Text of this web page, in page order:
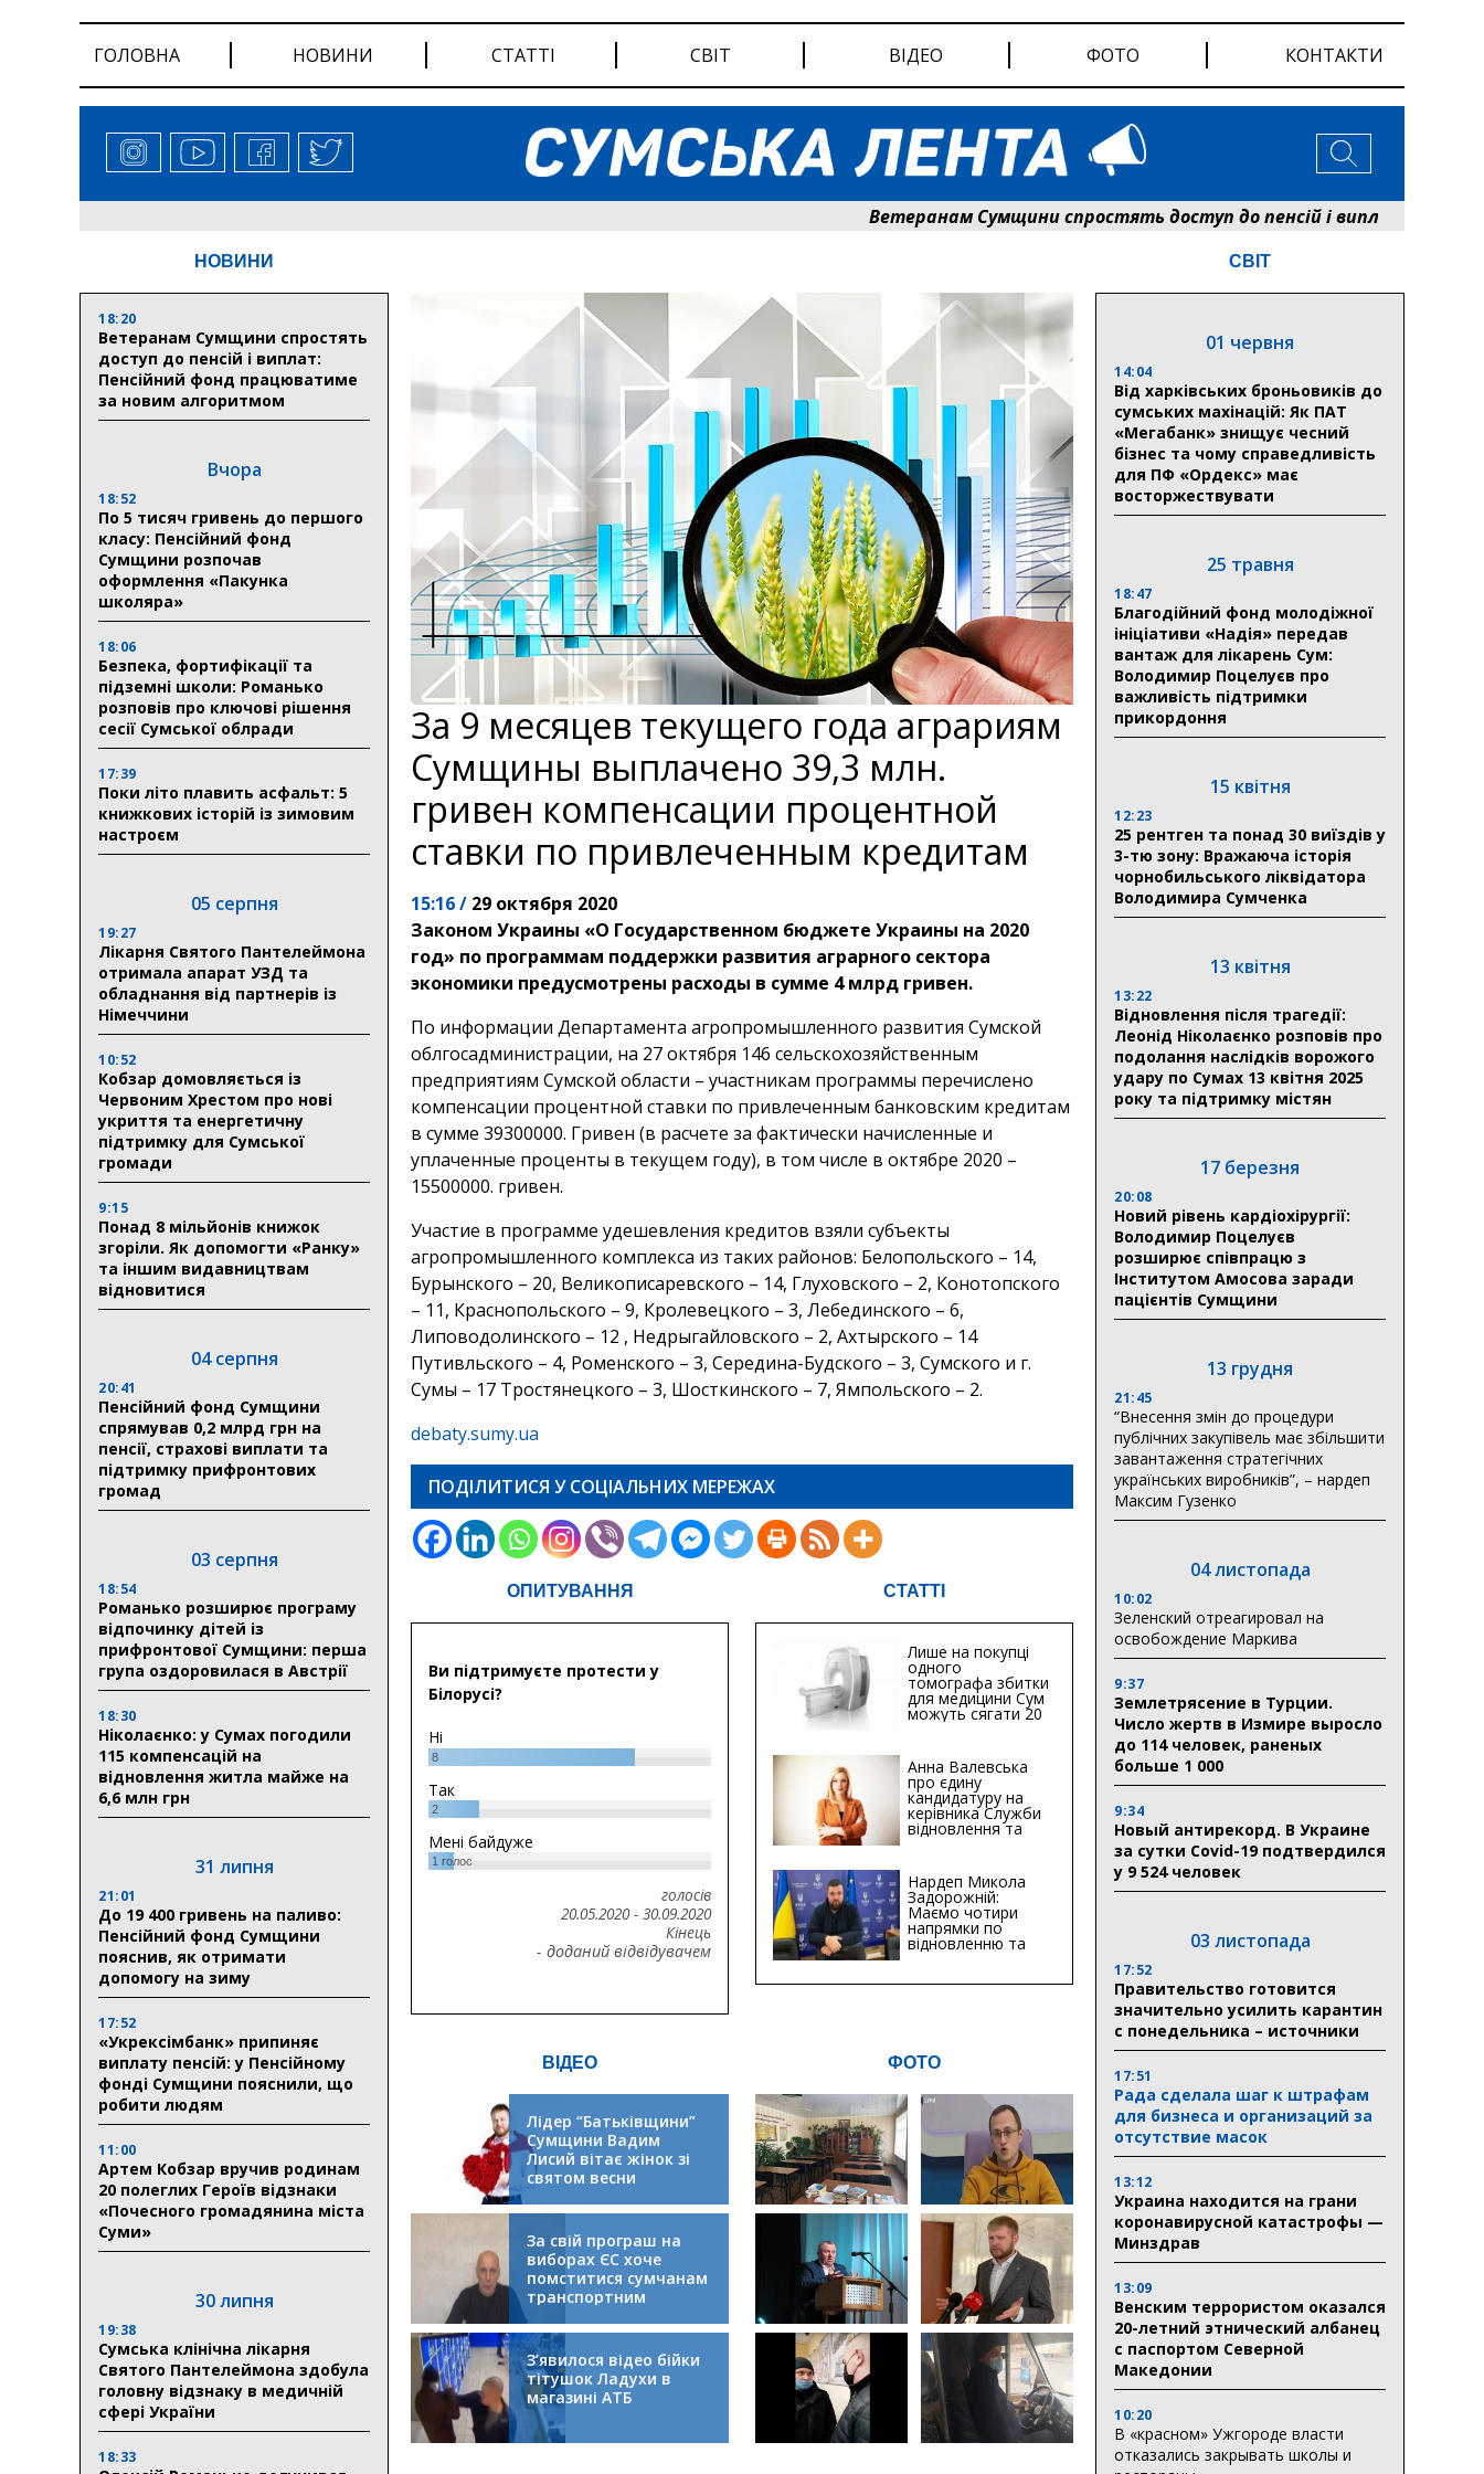
ГОЛОВНА НОВИНИ СТАТТІ СВІТ ВІДЕО ФОТО КОНТАКТИ
Ветеранам Сумщини спростять доступ до пенсій і виплат:
НОВИНИ
18:20
Ветеранам Сумщини спростять
доступ до пенсій і виплат:
Пенсійний фонд працюватиме
за новим алгоритмом
Вчора
18:52
По 5 тисяч гривень до першого
класу: Пенсійний фонд
Сумщини розпочав
оформлення «Пакунка
школяра»
18:06
Безпека, фортифікації та
підземні школи: Романько
розповів про ключові рішення
сесії Сумської облради
17:39
Поки літо плавить асфальт: 5
книжкових історій із зимовим
настроєм
05 серпня
19:27
Лікарня Святого Пантелеймона
отримала апарат УЗД та
обладнання від партнерів із
Німеччини
10:52
Кобзар домовляється із
Червоним Хрестом про нові
укриття та енергетичну
підтримку для Сумської
громади
9:15
Понад 8 мільйонів книжок
згоріли. Як допомогти «Ранку»
та іншим видавництвам
відновитися
04 серпня
20:41
Пенсійний фонд Сумщини
спрямував 0,2 млрд грн на
пенсії, страхові виплати та
підтримку прифронтових
громад
03 серпня
18:54
Романько розширює програму
відпочинку дітей із
прифронтової Сумщини: перша
група оздоровилася в Австрії
18:30
Ніколаєнко: у Сумах погодили
115 компенсацій на
відновлення житла майже на
6,6 млн грн
31 липня
21:01
До 19 400 гривень на паливо:
Пенсійний фонд Сумщини
пояснив, як отримати
допомогу на зиму
17:52
«Укрексімбанк» припиняє
виплату пенсій: у Пенсійному
фонді Сумщини пояснили, що
робити людям
11:00
Артем Кобзар вручив родинам
20 полеглих Героїв відзнаки
«Почесного громадянина міста
Суми»
30 липня
19:38
Сумська клінічна лікарня
Святого Пантелеймона здобула
головну відзнаку в медичній
сфері України
18:33
За 9 месяцев текущего года аграриям
Сумщины выплачено 39,3 млн.
гривен компенсации процентной
ставки по привлеченным кредитам
15:16 / 29 октября 2020
Законом Украины «О Государственном бюджете Украины на 2020
год» по программам поддержки развития аграрного сектора
экономики предусмотрены расходы в сумме 4 млрд гривен.
По информации Департамента агропромышленного развития Сумской
облгосадминистрации, на 27 октября 146 сельскохозяйственным
предприятиям Сумской области – участникам программы перечислено
компенсации процентной ставки по привлеченным банковским кредитам
в сумме 39300000. Гривен (в расчете за фактически начисленные и
уплаченные проценты в текущем году), в том числе в октябре 2020 –
15500000. гривен.
Участие в программе удешевления кредитов взяли субъекты
агропромышленного комплекса из таких районов: Белопольского – 14,
Бурынского – 20, Великописаревского – 14, Глуховского – 2, Конотопского
– 11, Краснопольского – 9, Кролевецкого – 3, Лебединского – 6,
Липоводолинского – 12 , Недрыгайловского – 2, Ахтырского – 14
Путивльского – 4, Роменского – 3, Середина-Будского – 3, Сумского и г.
Сумы – 17 Тростянецкого – 3, Шосткинского – 7, Ямпольского – 2.
debaty.sumy.ua
ПОДІЛИТИСЯ У СОЦІАЛЬНИХ МЕРЕЖАХ
ОПИТУВАННЯ
Ви підтримуєте протести у
Білорусі?
Ні
8
Так
2
Мені байдуже
1голос
голосів
20.05.2020- 30.09.2020
Кінець
- доданий відвідувачем
СТАТТІ
Лише на покупці
одного
томографа збитки
для медицини Сум
можуть сягати 20
Анна Валевська
про єдину
кандидатуру на
керівника Служби
відновлення та
Хіба...
Нардеп Микола
Задорожній:
Маємо чотири
напрямки по
відновленню та
інфраструктури
ВІДЕО
Лідер “Батьківщини”
Сумщини Вадим
Лисий вітає жінок зі
святом весни
За свій програш на
виборах ЄС хоче
помститися сумчанам
транспортним
колапсом
З’явилося відео бійки
тітушок Ладухи в
магазині АТБ
ФОТО
СВІТ
01 червня
14:04
Від харківських броньовиків до
сумських махінацій: Як ПАТ
«Мегабанк» знищує чесний
бізнес та чому справедливість
для ПФ «Ордекс» має
восторжествувати
25 травня
18:47
Благодійний фонд молодіжної
ініціативи «Надія» передав
вантаж для лікарень Сум:
Володимир Поцелуєв про
важливість підтримки
прикордоння
15 квітня
12:23
25 рентген та понад 30 виїздів у
3-тю зону: Вражаюча історія
чорнобильського ліквідатора
Володимира Сумченка
13 квітня
13:22
Відновлення після трагедії:
Леонід Ніколаєнко розповів про
подолання наслідків ворожого
удару по Сумах 13 квітня 2025
року та підтримку містян
17 березня
20:08
Новий рівень кардіохірургії:
Володимир Поцелуєв
розширює співпрацю з
Інститутом Амосова заради
пацієнтів Сумщини
13 грудня
21:45
“Внесення змін до процедури
публічних закупівель має збільшити
завантаження стратегічних
українських виробників”, – нардеп
Максим Гузенко
04 листопада
10:02
Зеленский отреагировал на
освобождение Маркива
9:37
Землетрясение в Турции.
Число жертв в Измире выросло
до 114 человек, раненых
больше 1 000
9:34
Новый антирекорд. В Украине
за сутки Covid-19 подтвердился
у 9 524 человек
03 листопада
17:52
Правительство готовится
значительно усилить карантин
с понедельника – источники
17:51
Рада сделала шаг к штрафам
для бизнеса и организаций за
отсутствие масок
13:12
Украина находится на грани
коронавирусной катастрофы —
Минздрав
13:09
Венским террористом оказался
20-летний этнический албанец
с паспортом Северной
Македонии
10:20
В «красном» Ужгороде власти
отказались закрывать школы и